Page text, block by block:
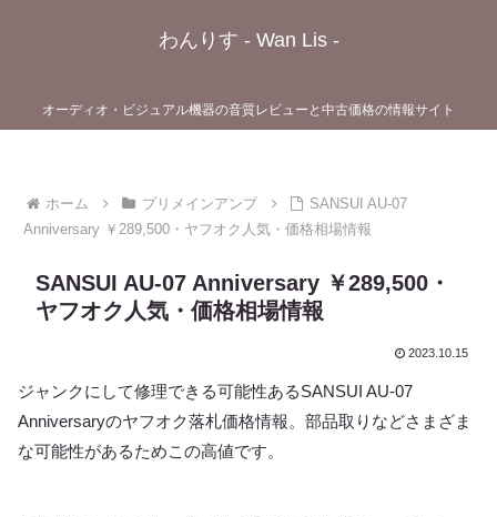
わんりす - Wan Lis -
オーディオ・ビジュアル機器の音質レビューと中古価格の情報サイト
ホーム プリメインアンプ
SANSUI AU-07
Anniversary ￥289,500・ヤフオク人気・価格相場情報
SANSUI AU-07 Anniversary ￥289,500・
ヤフオク人気・価格相場情報
2023.10.15
ジャンクにして修理できる可能性あるSANSUI AU-07
Anniversaryのヤフオク落札価格情報。部品取りなどさまざま
な可能性があるためこの高値です。